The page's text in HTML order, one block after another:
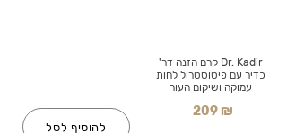
להוסיף לסל
Dr. Kadir קרם הזנה דר'
כדיר עם פיטוסטרול לחות
עמוקה ושיקום העור
209 ₪